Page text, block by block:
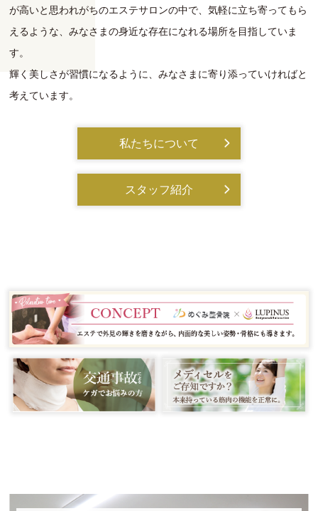
が高いと思われがちのエステサロンの中で、気軽に立ち寄ってもら
えるような、みなさまの身近な存在になれる場所を目指していま
す。
輝く美しさが習慣になるように、みなさまに寄り添っていければと
考えています。
私たちについて
スタッフ紹介